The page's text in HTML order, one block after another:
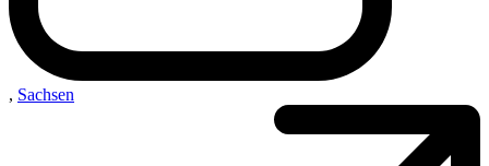
, Sachsen